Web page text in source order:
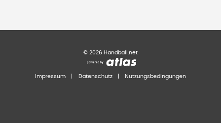
© 2026 Handball.net
Impressum Datenschutz Nutzungsbedingungen